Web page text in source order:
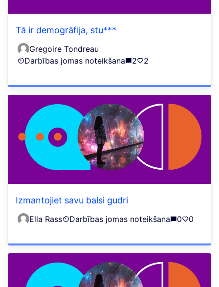
Tā ir demogrāfija, stu***
Gregoire Tondreau
Darbības jomas noteikšana
2 2
Izmantojiet savu balsi gudri
Ella Rass Darbības jomas noteikšana 0 0